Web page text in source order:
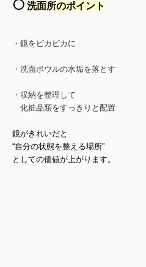
⚪️ 洗面所のポイント
・鏡をピカピカに
・洗面ボウルの水垢を落とす
・収納を整理して
化粧品類をすっきりと配置
鏡がきれいだと
“自分の状態を整える場所”
としての価値が上がります。